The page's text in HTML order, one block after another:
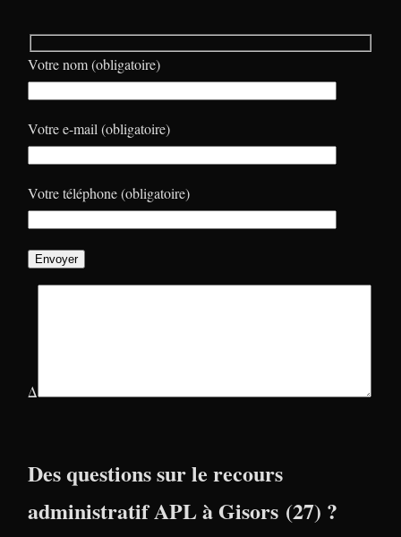
Votre nom (obligatoire)
Votre e-mail (obligatoire)
Votre téléphone (obligatoire)
Δ
Des questions sur le recours
administratif APL à Gisors (27) ?